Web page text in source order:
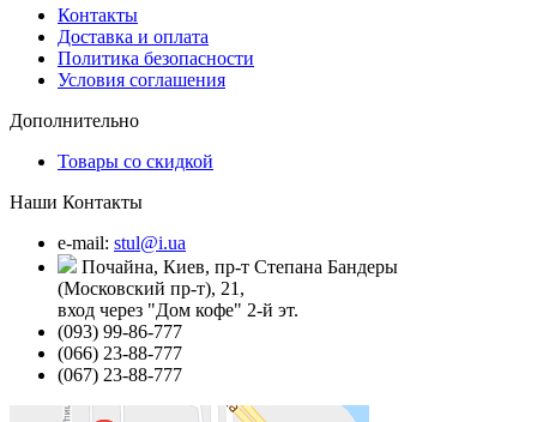
Контакты
Доставка и оплата
Политика безопасности
Условия соглашения
Дополнительно
Товары со скидкой
Наши Контакты
e-mail: stul@i.ua
Почайна, Киев, пр-т Степана Бандеры
(Московский пр-т), 21,
вход через "Дом кофе" 2-й эт.
(093) 99-86-777
(066) 23-88-777
(067) 23-88-777